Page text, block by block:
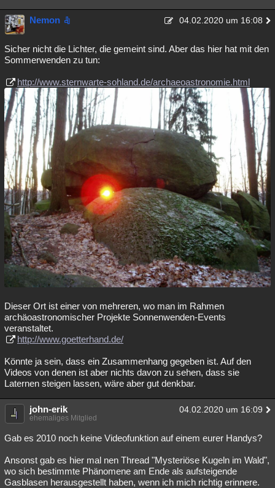
Nemon 04.02.2020 um 16:08
Sicher nicht die Lichter, die gemeint sind. Aber das hier hat mit den
Sommerwenden zu tun:
http://www.sternwarte-sohland.de/archaeoastronomie.html
Dieser Ort ist einer von mehreren, wo man im Rahmen
archäoastronomischer Projekte Sonnenwenden-Events
veranstaltet.
http://www.goetterhand.de/
Könnte ja sein, dass ein Zusammenhang gegeben ist. Auf den
Videos von denen ist aber nichts davon zu sehen, dass sie
Laternen steigen lassen, wäre aber gut denkbar.
john-erik 04.02.2020 um 16:09
ehemaliges Mitglied
Gab es 2010 noch keine Videofunktion auf einem eurer Handys?
Ansonst gab es hier mal nen Thread "Mysteriöse Kugeln im Wald",
wo sich bestimmte Phänomene am Ende als aufsteigende
Gasblasen herausgestellt haben, wenn ich mich richtig erinnere.